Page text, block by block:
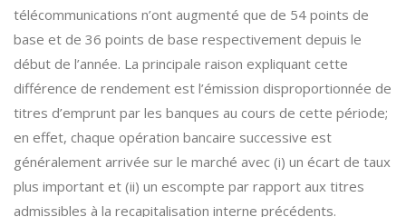
télécommunications n’ont augmenté que de 54 points de
base et de 36 points de base respectivement depuis le
début de l’année. La principale raison expliquant cette
différence de rendement est l’émission disproportionnée de
titres d’emprunt par les banques au cours de cette période;
en effet, chaque opération bancaire successive est
généralement arrivée sur le marché avec (i) un écart de taux
plus important et (ii) un escompte par rapport aux titres
admissibles à la recapitalisation interne précédents.